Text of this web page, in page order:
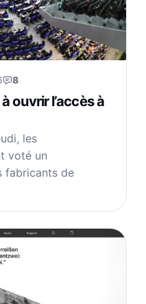
8
ouvrir l’accès à
les
voté un
fabricants de